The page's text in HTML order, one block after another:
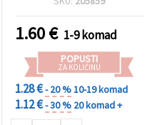
1.60€ 1-9 komad
POPUSTI
ZA KOLIČINU
1.28 €- 20 %10-19 komad
1.12 €- 30 % 20 komad +